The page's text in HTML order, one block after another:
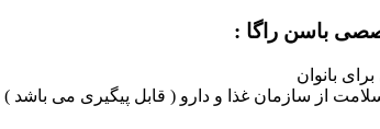
باسن راگا :
بانوان
از سازمان غذا و دارو ( قابل پیگیری می باشد )